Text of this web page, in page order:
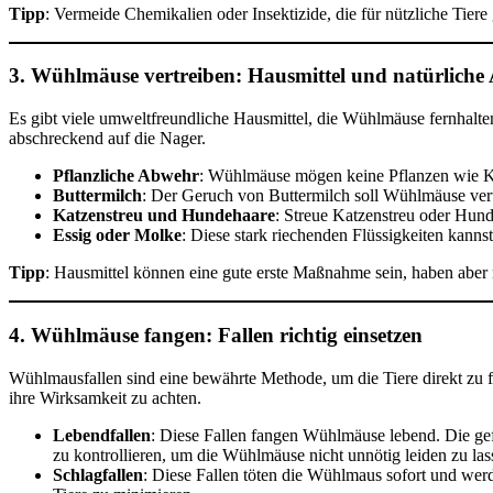
Tipp: Vermeide Chemikalien oder Insektizide, die für nützliche
3. Wühlmäuse vertreiben: Hausmittel und natürliche
Es gibt viele umweltfreundliche Hausmittel, die Wühlmäuse
abschreckend auf die Nager.
Pflanzliche Abwehr: Wühlmäuse mögen keine Pflanzen wie
Buttermilch: Der Geruch von Buttermilch soll Wühlmäuse
Katzenstreu und Hundehaare: Streue Katzenstreu oder
Essig oder Molke: Diese stark riechenden Flüssigkeiten
Tipp: Hausmittel können eine gute erste Maßnahme sein, haben
4. Wühlmäuse fangen: Fallen richtig einsetzen
Wühlmausfallen sind eine bewährte Methode, um die Tiere direkt
ihre Wirksamkeit zu achten.
Lebendfallen: Diese Fallen fangen Wühlmäuse lebend. Die
zu kontrollieren, um die Wühlmäuse nicht unnötig leiden zu
Schlagfallen: Diese Fallen töten die Wühlmaus sofort und